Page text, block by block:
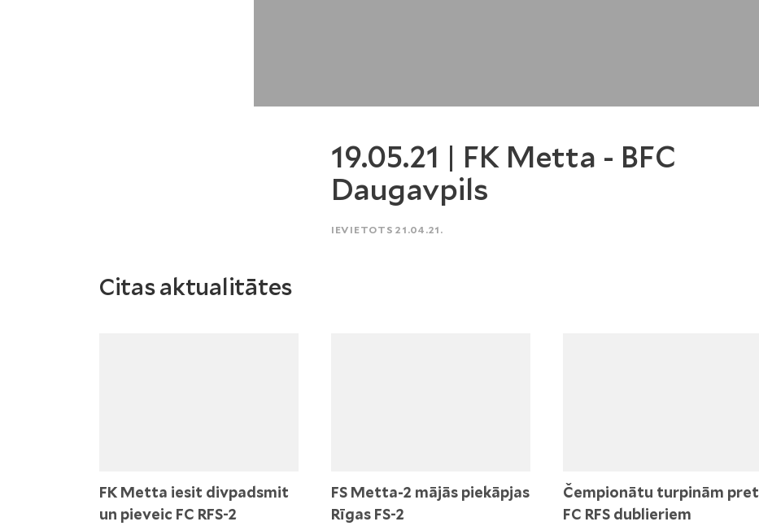
19.05.21 | FK Metta - BFC
Daugavpils
IEVIETOTS 21.04.21.
Citas aktualitātes
FK Metta iesit divpadsmit
un pieveic FC RFS-2
FS Metta-2 mājās piekāpjas
Rīgas FS-2
Čempionātu turpinām pret
FC RFS dublieriem